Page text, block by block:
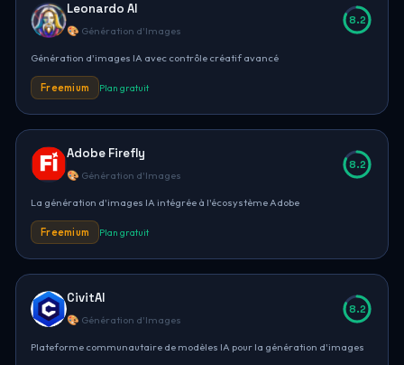
Leonardo AI
🎨 Génération d'Images
8.2
Génération d'images IA avec contrôle créatif avancé
Freemium Plan gratuit
Adobe Firefly
🎨 Génération d'Images
8.2
La génération d'images IA intégrée à l'écosystème Adobe
Freemium Plan gratuit
CivitAI
🎨 Génération d'Images
8.2
Plateforme communautaire de modèles IA pour la génération d'images